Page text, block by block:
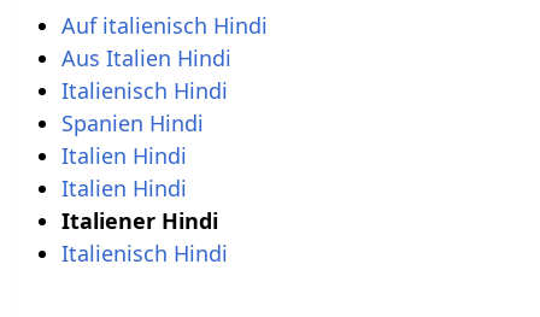
Auf italienisch Hindi
Aus Italien Hindi
Italienisch Hindi
Spanien Hindi
Italien Hindi
Italien Hindi
Italiener Hindi
Italienisch Hindi